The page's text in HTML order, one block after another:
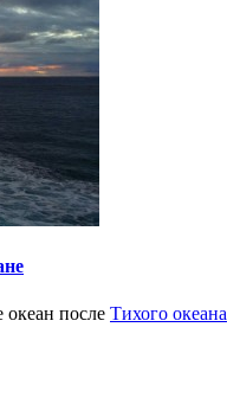
после Тихого океана